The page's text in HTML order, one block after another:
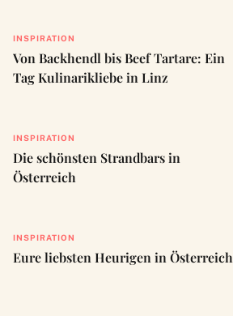
INSPIRATION
Von Backhendl bis Beef Tartare: Ein
Tag Kulinarikliebe in Linz
INSPIRATION
Die schönsten Strandbars in
Österreich
INSPIRATION
Eure liebsten Heurigen in Österreich